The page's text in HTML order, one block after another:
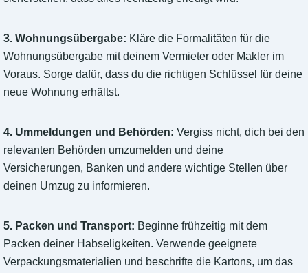
3. Wohnungsübergabe: Kläre die Formalitäten für die
Wohnungsübergabe mit deinem Vermieter oder Makler im
Voraus. Sorge dafür, dass du die richtigen Schlüssel für deine
neue Wohnung erhältst.
4. Ummeldungen und Behörden: Vergiss nicht, dich bei den
relevanten Behörden umzumelden und deine
Versicherungen, Banken und andere wichtige Stellen über
deinen Umzug zu informieren.
5. Packen und Transport: Beginne frühzeitig mit dem
Packen deiner Habseligkeiten. Verwende geeignete
Verpackungsmaterialien und beschrifte die Kartons, um das